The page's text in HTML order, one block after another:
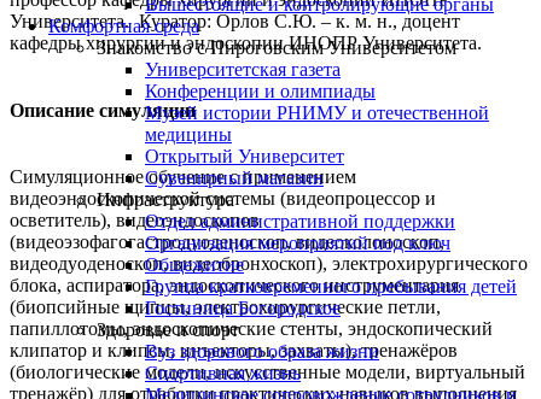
Вышестоящие и контролирующие органы
Комфортная среда
Знакомство с Пироговским Университетом
Университетская газета
Конференции и олимпиады
Музей истории РНИМУ и отечественной
медицины
Открытый Университет
Сувенирный магазин
Инфраструктура
Отдел административной поддержки
Организация мероприятий под ключ
Общежитие
Группа кратковременного пребывания детей
Гостиница Богородское
Здоровье и спорт
Вуз здорового образа жизни
Спортивная жизнь
Медицинское сопровождение сотрудников и
Университета. Куратор: Орлов С.Ю. – к. м. н., доцент
кафедры хирургии и эндоскопии ИНОПР Университета.
Описание симуляции
Симуляционное обучение с применением
видеоэндоскопической системы (видеопроцессор и
осветитель), видеоэндоскопов
(видеоэзофагогастродуоденоскоп, видеоколоноскоп,
видеодуоденоскоп, видеобронхоскоп), электрохирургического
блока, аспиратора, эндоскопического инструментария
(биопсийные щипцы, электрохирургические петли,
папиллотомы, эндоскопические стенты, эндоскопический
клипатор и клипсы, инъекторы, захваты), тренажёров
(биологические модели, искусственные модели, виртуальный
тренажёр) для отработки практических навыков выполнения